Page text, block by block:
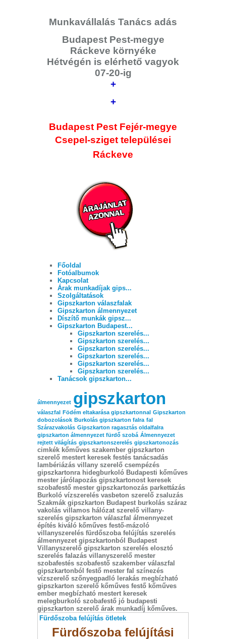
Munkavállalás Tanács adás
Budapest Pest-megye
Ráckeve környéke
Hétvégén is elérhető vagyok
07-20-ig
+
+
Budapest Pest Fejér-megye
Csepel-sziget települései
Ráckeve
Főoldal
Fotóalbumok
Kapcsolat
Árak munkadíjak gips...
Szolgáltatások
Gipszkarton válaszfalak
Gipszkarton álmennyezet
Díszítő munkák gipsz...
Gipszkarton Budapest...
Gipszkarton szerelés...
Gipszkarton szerelés...
Gipszkarton szerelés...
Gipszkarton szerelés...
Gipszkarton szerelés...
Gipszkarton szerelés...
Tanácsok gipszkarton...
álmennyezet gipszkarton
válaszfal Födém eltakarása gipszkartonnal Gipszkarton
dobozolások Burkolás gipszkarton falra fal
Szárazvakolás Gipszkarton ragasztás oldalfalra
gipszkarton álmennyezet fürdő szobá Álmennyezet
rejtett világítás gipszkartonszerelés gipszkartonozás
cimkék kőműves szakember gipszkarton
szerelő mestert keresek festés tanácsadás
lambériázás villany szerelő csempézés
gipszkartonra hidegburkoló Budapesti kőműves
mester járólapozás gipszkartonost keresek
szobafestő mester gipszkartonozás parkettázás
Burkoló vízszerelés vasbeton szerelő zsaluzás
Szakmák gipszkarton Budapest burkolás száraz
vakolás villamos hálózat szerelő villany-
szerelés gipszkarton válaszfal álmennyezet
építés kiváló kőműves festő-mázoló
villanyszerelés fürdőszoba felújítás szerelés
álmennyezet gipszkartonból Budapest
Villanyszerelő gipszkarton szerelés elosztó
szerelés falazás villanyszerelő mester
szobafestés szobafestő szakember válaszfal
gipszkartonból festő mester fal színezés
vízszerelő szőnyegpadló lerakás megbízható
gipszkarton szerelő kőműves festő kőműves
ember megbízható mestert keresek
melegburkoló szobafestő jó budapesti
gipszkarton szerelő árak munkadíj kőműves.
Fürdőszoba felújítás ötletek
Fürdőszoba felújítási